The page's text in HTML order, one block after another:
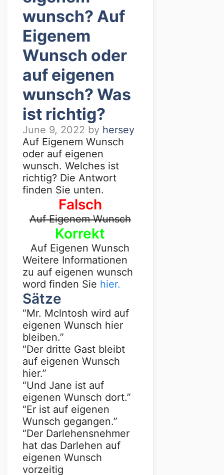
wunsch? Auf
Eigenem
Wunsch oder
auf eigenen
wunsch? Was
ist richtig?
June 9, 2022 by hersey
Auf Eigenem Wunsch
oder auf eigenen
wunsch. Welches ist
richtig? Die Antwort
finden Sie unten.
Falsch
Auf Eigenem Wunsch
Korrekt
Auf Eigenen Wunsch
Weitere Informationen
zu auf eigenen wunsch
word finden Sie hier.
Sätze
“Mr. Mclntosh wird auf
eigenen Wunsch hier
bleiben.”
“Der dritte Gast bleibt
auf eigenen Wunsch
hier.”
“Und Jane ist auf
eigenen Wunsch dort.”
“Er ist auf eigenen
Wunsch gegangen.”
“Der Darlehensnehmer
hat das Darlehen auf
eigenen Wunsch
vorzeitig